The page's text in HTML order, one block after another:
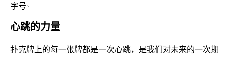
字号
心跳的力量
扑克牌上的每一张牌都是一次心跳，是我们对未来的一次期